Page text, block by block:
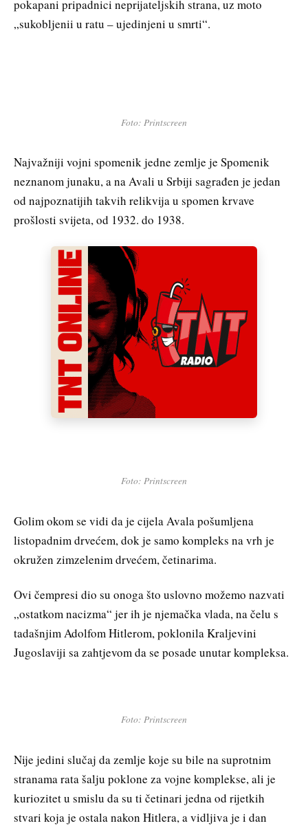
pokapani pripadnici neprijateljskih strana, uz moto
„sukobljenii u ratu – ujedinjeni u smrti“.
Foto: Printscreen
Najvažniji vojni spomenik jedne zemlje je Spomenik
neznanom junaku, a na Avali u Srbiji sagrađen je jedan
od najpoznatijih takvih relikvija u spomen krvave
prošlosti svijeta, od 1932. do 1938.
Foto: Printscreen
Golim okom se vidi da je cijela Avala pošumljena
listopadnim drvećem, dok je samo kompleks na vrh je
okružen zimzelenim drvećem, četinarima.
Ovi čempresi dio su onoga što uslovno možemo nazvati
„ostatkom nacizma“ jer ih je njemačka vlada, na čelu s
tadašnjim Adolfom Hitlerom, poklonila Kraljevini
Jugoslaviji sa zahtjevom da se posade unutar kompleksa.
Foto: Printscreen
Nije jedini slučaj da zemlje koje su bile na suprotnim
stranama rata šalju poklone za vojne komplekse, ali je
kuriozitet u smislu da su ti četinari jedna od rijetkih
stvari koja je ostala nakon Hitlera, a vidljiva je i dan